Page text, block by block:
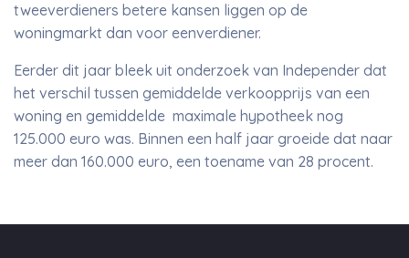
tweeverdieners betere kansen liggen op de
woningmarkt dan voor eenverdiener.
Eerder dit jaar bleek uit onderzoek van Independer dat
het verschil tussen gemiddelde verkoopprijs van een
woning en gemiddelde maximale hypotheek nog
125.000 euro was. Binnen een half jaar groeide dat naar
meer dan 160.000 euro, een toename van 28 procent.